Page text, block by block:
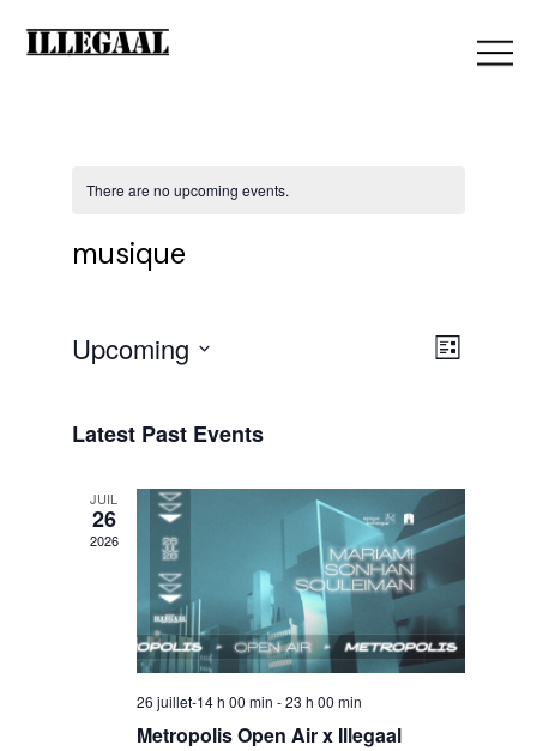
There are no upcoming events.
musique
V
e
w
s
N
E
e
n
t
List
Upcoming
Latest Past Events
JUIL
26
2026
26 juillet-14 h 00 min -23 h 00 min
Metropolis Open Air x Illegaal